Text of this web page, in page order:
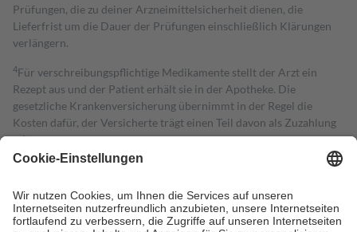
Prüfungen, die zu deiner Arzneimittelsicherheit dienen, die
Lieferfrist um die Dauer der Prüfungen einschließlich Klärungen
verlängern.
4Für verschreibungspflichtige Medikamente stellt der Arzt ein
Rezept aus und der Patient erhält sie in der Apotheke. Die
gesetzliche Krankenversicherung übernimmt in der Regel die
Kosten dafür, der Versicherte trägt einen Teil davon als Zuzahlung
mit.
Grundsätzlich leisten Mitglieder Zuzahlungen in Höhe von zehn
höchstens zehn Euro.
Es sind jedoch nie mehr als die tatsächlichen
Kosten der Leistung zu entrichten.
Diese Regeln gelten grundsätzlich auch für Online-Apotheken.